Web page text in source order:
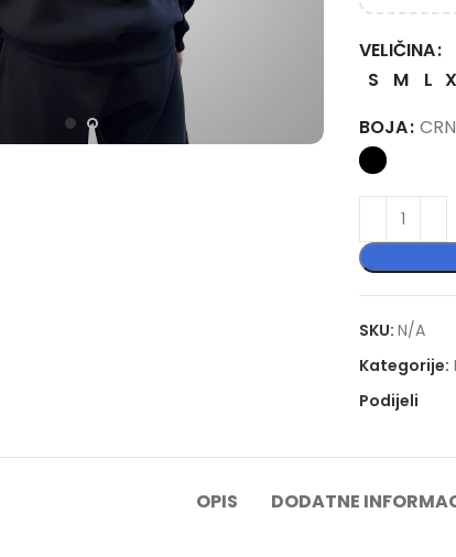
VELIČINA
S
M L
BOJA
SKU: N/A
Kategorije:
Podijeli
OPIS DODATNE